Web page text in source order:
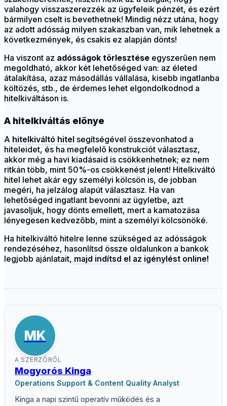
valahogy visszaszerezzék az ügyfeleik pénzét, és ezért
bármilyen cselt is bevethetnek! Mindig nézz utána, hogy
az adott adósság milyen szakaszban van, mik lehetnek a
következmények, és csakis ez alapján dönts!
Ha viszont az adósságok törlesztése egyszerűen nem
megoldható, akkor két lehetőséged van: az életed
átalakítása, azaz másodállás vállalása, kisebb ingatlanba
költözés, stb., de érdemes lehet elgondolkodnod a
hitelkiváltáson is.
A hitelkiváltás előnye
A hitelkiváltó hitel segítségével összevonhatod a
hiteleidet, és ha megfelelő konstrukciót választasz,
akkor még a havi kiadásaid is csökkenhetnek; ez nem
ritkán több, mint 50%-os csökkenést jelent! Hitelkiváltó
hitel lehet akár egy személyi kölcsön is, de jobban
megéri, ha jelzálog alapút választasz. Ha van
lehetőséged ingatlant bevonni az ügyletbe, azt
javasoljuk, hogy dönts emellett, mert a kamatozása
lényegesen kedvezőbb, mint a személyi kölcsönöké.
Ha hitelkiváltó hitelre lenne szükséged az adósságok
rendezéséhez, hasonlítsd össze oldalunkon a bankok
legjobb ajánlatait, majd indítsd el az igénylést online!
MK
A SZERZŐRŐL
Mogyorós Kinga
Operations Support & Content Quality Analyst
Kinga a napi szintű operatív működés és a